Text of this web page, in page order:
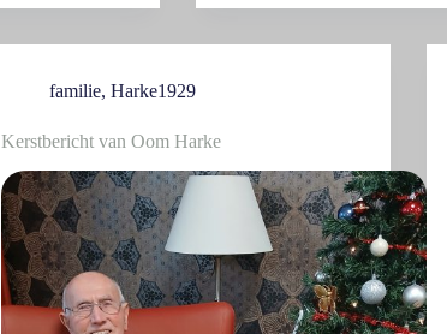
familie,Harke1929
Kerstbericht van Oom Harke